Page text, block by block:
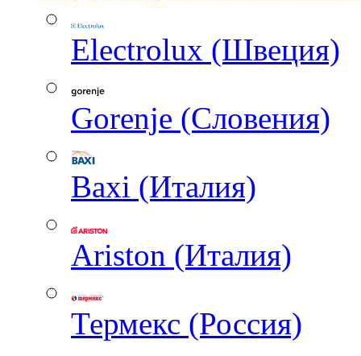
Electrolux (Швеция)
Gorenje (Словения)
Baxi (Италия)
Ariston (Италия)
Термекс (Россия)